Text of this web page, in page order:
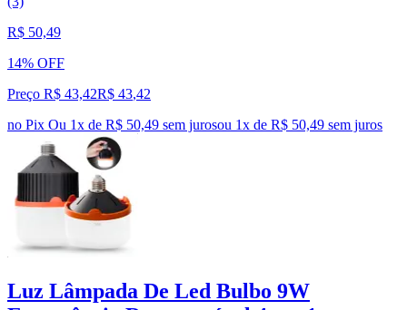
R$ 50,49
14% OFF
Preço R$ 43,42R$ 43,42
no Pix Ou 1x de R$ 50,49 sem jurosou 1x de R$ 50,49 sem juros
Luz Lâmpada De Led Bulbo 9W